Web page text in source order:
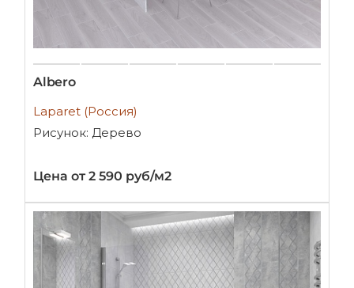
Albero
Laparet (Россия)
Рисунок: Дерево
Цена от 2 590 руб/м2